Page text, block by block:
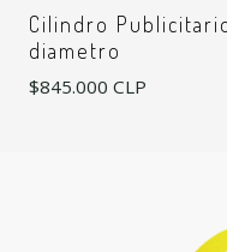
Cilindro
diametro
$845.000 CLP